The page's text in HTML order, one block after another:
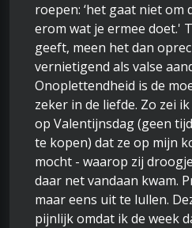
roepen: ‘het gaat niet
erom wat je ermee doet.'
geeft, meen het dan
vernietigend als valse
Onoplettendheid is de
zeker in de liefde. Zo zei
op Valentijnsdag (geen
te kopen) dat ze op mijn
mocht - waarop zij
daar net vandaan kwam.
maar eens uit te lullen.
pijnlijk omdat ik de week